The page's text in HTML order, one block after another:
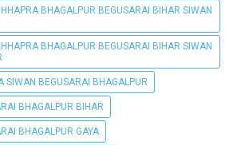
BHAGALPUR BEGUSARAI BIHAR SIWAN
BHAGALPUR BEGUSARAI BIHAR SIWAN
SIWAN BEGUSARAI BHAGALPUR
BHAGALPUR BIHAR
BHAGALPUR GAYA